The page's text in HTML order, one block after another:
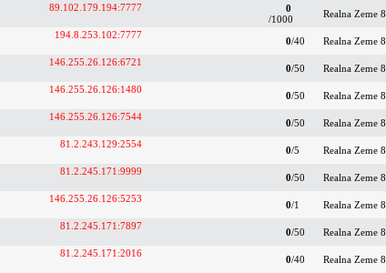
89.102.179.194:7777
0
/1000
Realna Zeme 8
194.8.253.102:7777
0/40 Realna Zeme 8
146.255.26.126:6721
0/50
Realna Zeme 8
146.255.26.126:1480
0/50 Realna Zeme 8
146.255.26.126:7544
0/50 Realna Zeme 8
81.2.243.129:2554
0/5 Realna Zeme 8
81.2.245.171:9999
0/50 Realna Zeme 8
146.255.26.126:5253
0/1 Realna Zeme 8
81.2.245.171:7897
0/50 Realna Zeme 8
81.2.245.171:2016
0/40 Realna Zeme 8